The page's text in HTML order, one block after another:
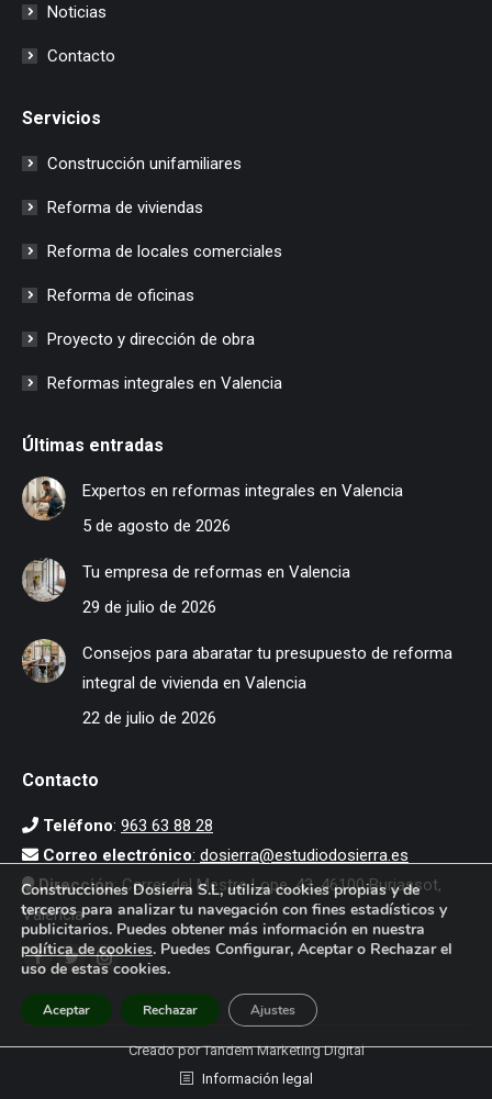
Noticias
Contacto
Servicios
Construcción unifamiliares
Reforma de viviendas
Reforma de locales comerciales
Reforma de oficinas
Proyecto y dirección de obra
Reformas integrales en Valencia
Últimas entradas
Expertos en reformas integrales en Valencia
5 de agosto de 2026
Tu empresa de reformas en Valencia
29 de julio de 2026
Consejos para abaratar tu presupuesto de reforma
integral de vivienda en Valencia
22 de julio de 2026
Contacto
Teléfono: 963 63 88 28
Correo electrónico: dosierra@estudiodosierra.es
Dirección: Carrer del Mestre Lope, 43, 46100 Burjassot,
Valencia
Encuéntranos en:
Facebook
page
opens
Twitter
page
opens
Instagram
page
opens
Creado por Tandem Marketing Digital
Información legal
Construcciones Dosierra S.L, utiliza cookies propias y de
terceros para analizar tu navegación con fines estadísticos y
publicitarios. Puedes obtener más información en nuestra
política de cookies. Puedes Configurar, Aceptar o Rechazar el
uso de estas cookies.
Aceptar Rechazar Ajustes